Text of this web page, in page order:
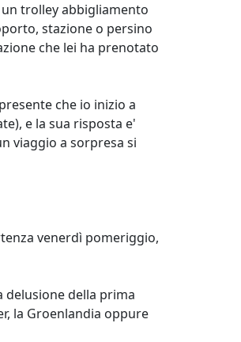
trolley abbigliamento
stazione o persino
che lei ha prenotato
che io inizio a
e la sua risposta e'
viaggio a sorpresa si
venerdì pomeriggio,
delusione della prima
la Groenlandia oppure